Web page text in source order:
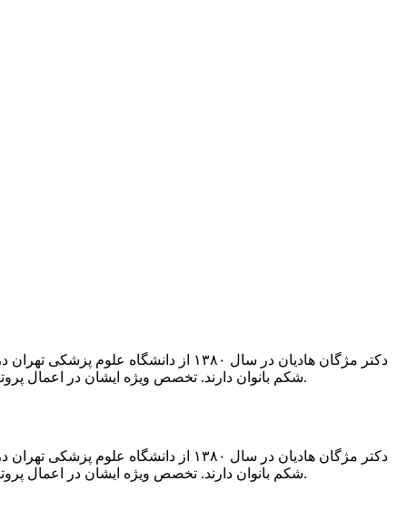
دکتر مژگان هادیان در سال ۱۳۸۰ از
شکم بانوان دارند. تخصص ویژه ایشان در اعمال پروتز سینه میباشد و دوره تکمیلی جراحی پروتز سینه را در امریکا و کانادا گذرانده اند. رضایتمندی بیماران بزرگترین پشتوانه کاری ایشان میباشد.
دکتر مژگان هادیان در سال ۱۳۸۰ از
شکم بانوان دارند. تخصص ویژه ایشان در اعمال پروتز سینه میباشد و دوره تکمیلی جراحی پروتز سینه را در امریکا و کانادا گذرانده اند. رضایتمندی بیماران بزرگترین پشتوانه کاری ایشان میباشد.